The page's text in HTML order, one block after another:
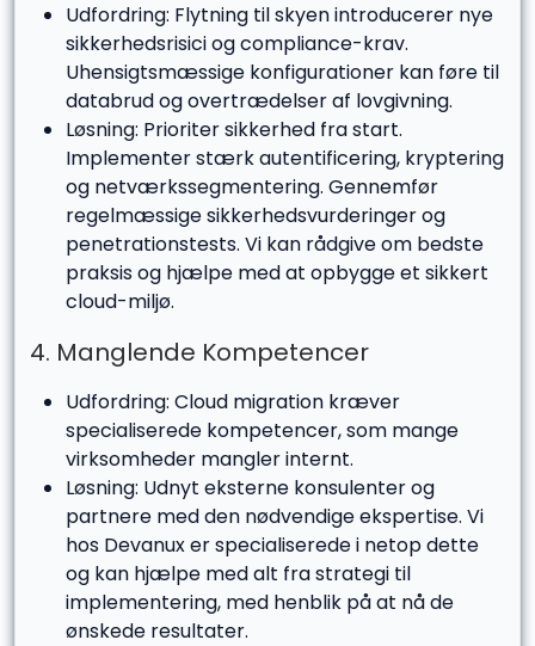
Udfordring: Flytning til skyen introducerer nye
sikkerhedsrisici og compliance-krav.
Uhensigtsmæssige konfigurationer kan føre til
databrud og overtrædelser af lovgivning.
Løsning: Prioriter sikkerhed fra start.
Implementer stærk autentificering, kryptering
og netværkssegmentering. Gennemfør
regelmæssige sikkerhedsvurderinger og
penetrationstests. Vi kan rådgive om bedste
praksis og hjælpe med at opbygge et sikkert
cloud-miljø.
4. Manglende Kompetencer
Udfordring: Cloud migration kræver
specialiserede kompetencer, som mange
virksomheder mangler internt.
Løsning: Udnyt eksterne konsulenter og
partnere med den nødvendige ekspertise. Vi
hos Devanux er specialiserede i netop dette
og kan hjælpe med alt fra strategi til
implementering, med henblik på at nå de
ønskede resultater.